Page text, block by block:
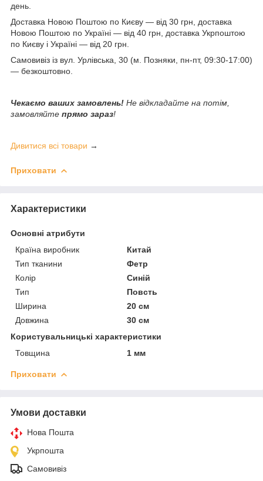
день.
Доставка Новою Поштою по Києву — від 30 грн, доставка
Новою Поштою по Україні — від 40 грн, доставка Укрпоштою
по Києву і Україні — від 20 грн.
Самовивіз із вул. Урлівська, 30 (м. Позняки, пн-пт, 09:30-17:00)
— безкоштовно.
Чекаємо ваших замовлень! Не відкладайте на потім,
замовляйте прямо зараз!
Дивитися всі товари →
Приховати
Характеристики
Основні атрибути
Країна виробник
Китай
Тип тканини
Фетр
Колір
Синій
Тип
Повсть
Ширина
20 см
Довжина
30 см
Користувальницькі характеристики
Товщина
1 мм
Приховати
Умови доставки
Нова Пошта
Укрпошта
Самовивіз